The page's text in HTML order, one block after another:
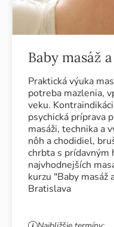
Baby masáž
Praktická výuka
potreba mazlenia,
veku.
psychická príprava
masáži, technika a
nôh a chodidiel,
chrbta s prídavným
najvhodnejších
kurzu "Baby masáž
Bratislava